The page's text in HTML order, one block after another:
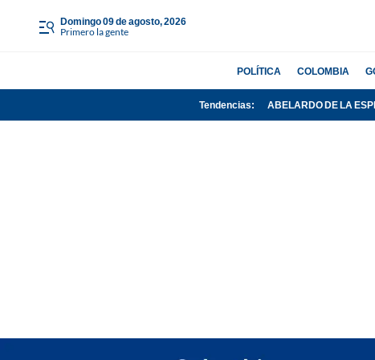
domingo 09 de agosto, 2026
Primero la gente
POLÍTICA COLOMBIA
Tendencias: ABELARDO DE LA